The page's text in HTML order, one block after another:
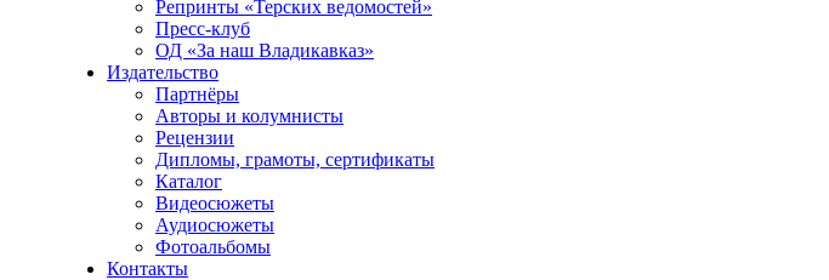
Репринты «Терских ведомостей»
Пресс-клуб
ОД «За наш Владикавказ»
Издательство
Партнёры
Авторы и колумнисты
Рецензии
Дипломы, грамоты, сертификаты
Каталог
Видеосюжеты
Аудиосюжеты
Фотоальбомы
Контакты